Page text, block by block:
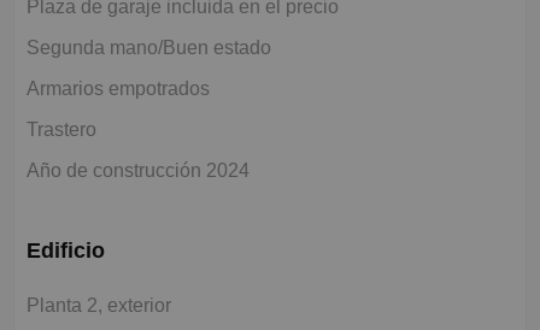
Plaza de garaje incluida en el precio
Segunda mano/Buen estado
Armarios empotrados
Trastero
Año de construcción 2024
Edificio
Planta 2, exterior